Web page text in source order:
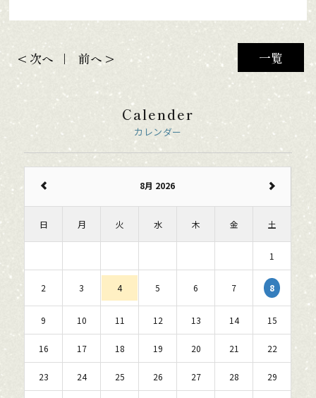
一覧
< 次へ 前へ >
Calender
カレンダー
8月 2026
日 月 火 水 木 金 土
1
2 3 4 5 6 7 8
9 10 11 12 13 14 15
16 17 18 19 20 21 22
23 24 25 26 27 28 29